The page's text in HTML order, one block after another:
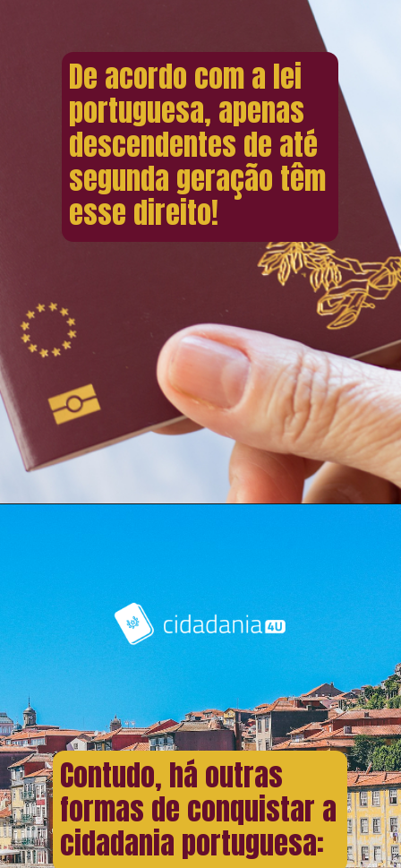
De acordo com a lei
portuguesa, apenas
descendentes de até
segunda geração têm
esse direito!
Contudo, há outras
formas de conquistar a
cidadania portuguesa: